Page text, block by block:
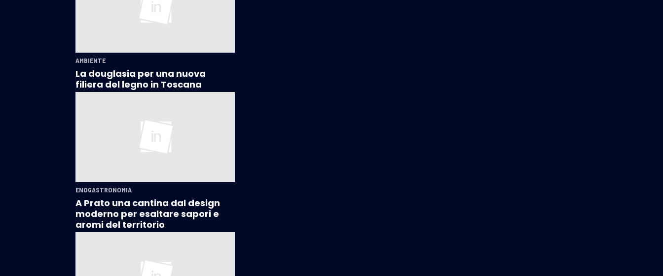
AMBIENTE
La douglasia per una nuova
filiera del legno in Toscana
ENOGASTRONOMIA
A Prato una cantina dal design
moderno per esaltare sapori e
aromi del territorio